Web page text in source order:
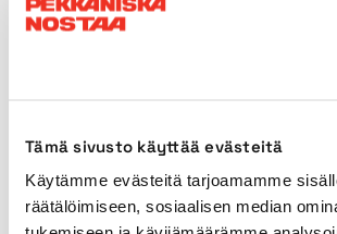
Tämä sivusto käyttää evästeitä
Käytämme evästeitä tarjoamamme
räätälöimiseen, sosiaalisen median
Kuljetusleveys